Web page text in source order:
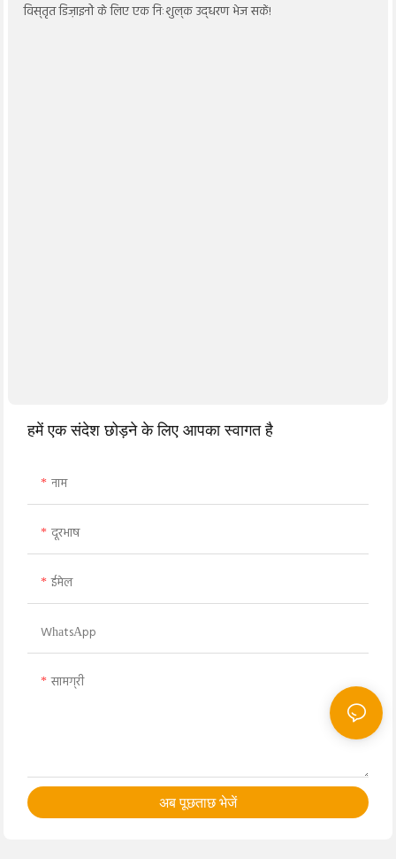
विस्तृत डिज़ाइनों के लिए एक निःशुल्क उद्धरण भेज सकें!
हमें एक संदेश छोड़ने के लिए आपका स्वागत है
नाम
दूरभाष
ईमेल
WhatsApp
सामग्री
अब पूछताछ भेजें